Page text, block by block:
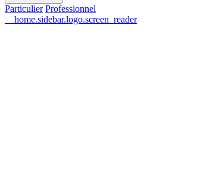
Particulier Professionnel
__home.sidebar.logo.screen_reader